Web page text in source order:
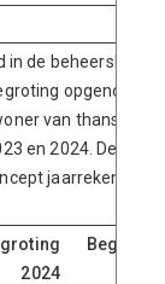
in de
opgenomen
van thans €
en 2024. De
jaarrekening
2024